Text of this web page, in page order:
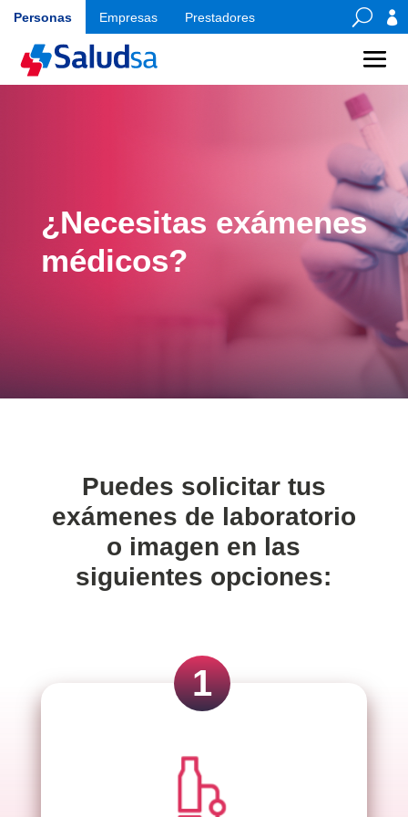
Personas Empresas Prestadores U 
¿Necesitas exámenes
médicos?
Puedes solicitar tus
exámenes de laboratorio
o imagen en las
siguientes opciones:
1